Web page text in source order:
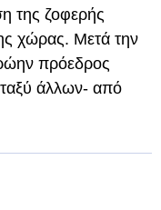
της ζοφερής
χώρας. Μετά την
πρόεδρος
άλλων- από